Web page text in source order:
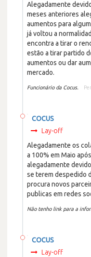
Alegadamente
meses anteriores
aumentos para
já voltou a
encontra a tirar o
estão a tirar partido
aumentos ou dar
mercado.
Funcionário da Cocus.
COCUS
Lay-off
Alegadamente os
a 100% em Maio
alegadamente
se terem despedido
procura novos
publicas em redes
Não tenho link para a
COCUS
Lay-off